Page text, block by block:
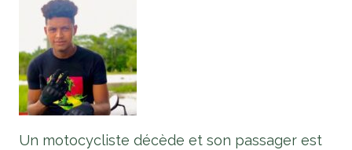
Un motocycliste décède et son passager est